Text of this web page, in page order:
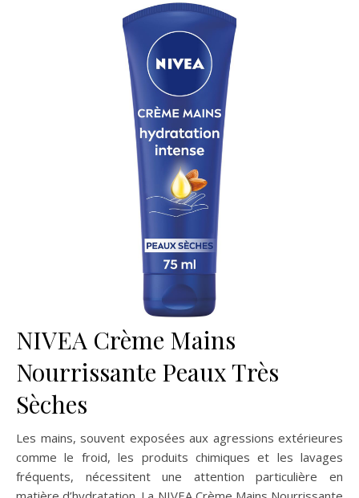
NIVEA Crème Mains
Nourrissante Peaux Très
Sèches
Les mains, souvent exposées aux agressions extérieures
comme le froid, les produits chimiques et les lavages
fréquents, nécessitent une attention particulière en